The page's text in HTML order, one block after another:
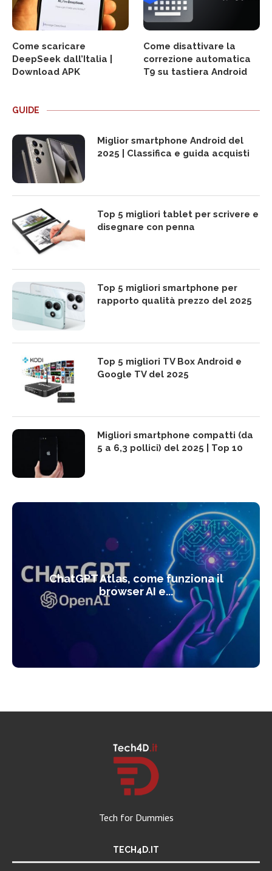
Come scaricare
DeepSeek dall’Italia |
Download APK
Come disattivare la
correzione automatica
T9 su tastiera Android
GUIDE
Miglior smartphone Android del
2025 | Classifica e guida acquisti
Top 5 migliori tablet per scrivere e
disegnare con penna
Top 5 migliori smartphone per
rapporto qualità prezzo del 2025
Top 5 migliori TV Box Android e
Google TV del 2025
Migliori smartphone compatti (da
5 a 6,3 pollici) del 2025 | Top 10
ChatGPT Atlas, come funziona il
browser AI e...
Tech for Dummies
TECH4D.IT